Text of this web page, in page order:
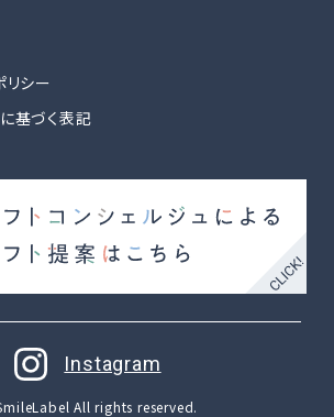
リシー
基づく表記
All rights reserved.
Instagram